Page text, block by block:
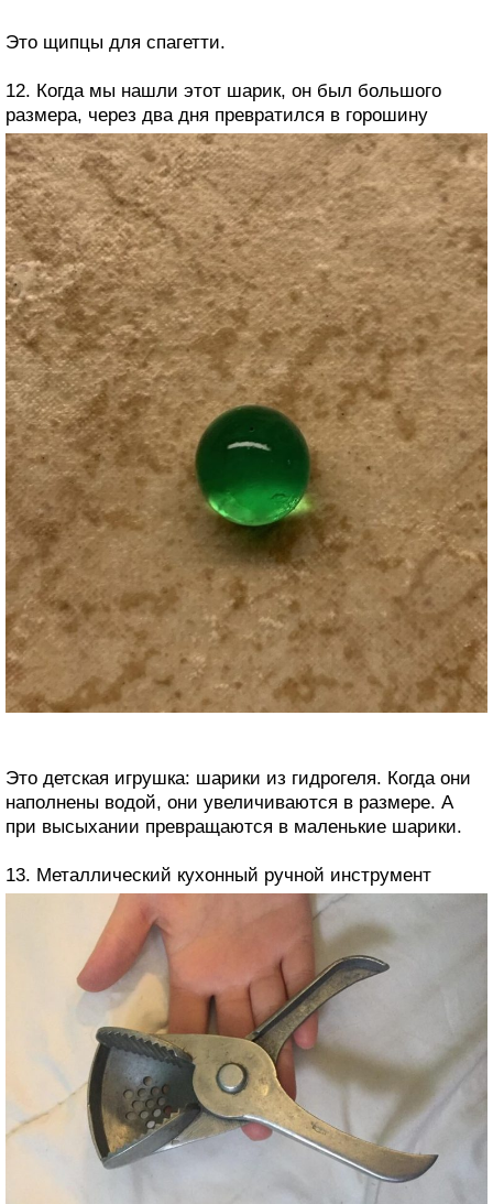
Это щипцы для спагетти.
12. Когда мы нашли этот шарик, он был большого
размера, через два дня превратился в горошину
Это детская игрушка: шарики из гидрогеля. Когда они
наполнены водой, они увеличиваются в размере. А
при высыхании превращаются в маленькие шарики.
13. Металлический кухонный ручной инструмент